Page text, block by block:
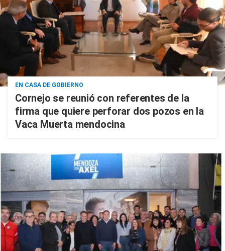
EN CASA DE GOBIERNO
Cornejo se reunió con referentes de la
firma que quiere perforar dos pozos en la
Vaca Muerta mendocina